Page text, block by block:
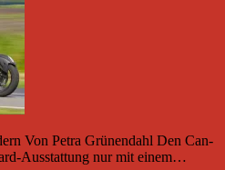
Von Petra Grünendahl Den Can-
Ausstattung nur mit einem…